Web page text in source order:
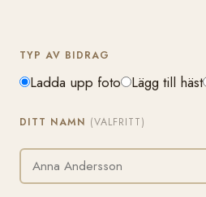
TYP AV BIDRAG
Ladda upp foto Lägg till häst
DITT NAMN (VALFRITT)